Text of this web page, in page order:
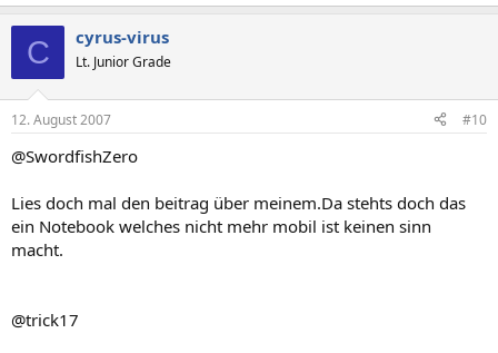
C cyrus-virus
Lt. Junior Grade
12. August 2007 #10
@SwordfishZero
Lies doch mal den beitrag über meinem.Da stehts doch das
ein Notebook welches nicht mehr mobil ist keinen sinn
macht.
@trick17